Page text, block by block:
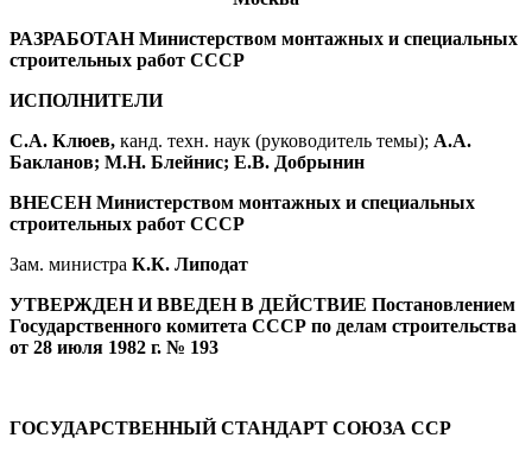
РАЗРАБОТАН Министерством монтажных и специальных
строительных работ СССР
ИСПОЛНИТЕЛИ
С.А. Клюев, канд. техн. наук (руководитель темы); А.А.
Бакланов; М.Н. Блейнис; Е.В. Добрынин
ВНЕСЕН Министерством монтажных и специальных
строительных работ СССР
Зам. министра К.К. Липодат
УТВЕРЖДЕН И ВВЕДЕН В ДЕЙСТВИЕ Постановлением
Государственного комитета СССР по делам строительства
от 28 июля 1982 г. № 193
ГОСУДАРСТВЕННЫЙ СТАНДАРТ СОЮЗА ССР